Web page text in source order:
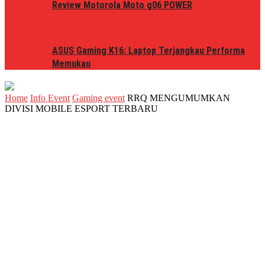
Review Motorola Moto g06 POWER
ASUS Gaming K16: Laptop Terjangkau Performa
Memukau
Home Info Event Gaming event RRQ MENGUMUMKAN
DIVISI MOBILE ESPORT TERBARU